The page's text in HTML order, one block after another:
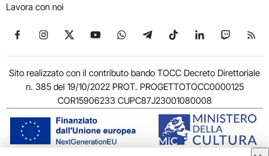
Lavora con noi
Seguici su Facebook
Seguici su Instagram
Seguici su X
Seguici su YouTube
Seguici su WhatsApp
Seguici su Telegram
Seguici su TikTok
Seguici su
Seguici
Sito realizzato con il contributo bando TOCC Decreto Direttoriale
n. 385 del 19/10/2022 PROT. PROGETTOTOCC0000125
COR15906233 CUPC87J23001080008